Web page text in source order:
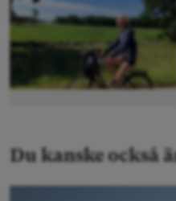
Du kanske också